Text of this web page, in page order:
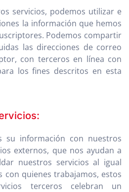
servicios, podemos utilizar e
la información que hemos
Podemos compartir
las direcciones de correo
con terceros en línea con
los fines descritos en esta
su información con nuestros
externos, que nos ayudan a
nuestros servicios al igual
quienes trabajamos, estos
terceros celebran un